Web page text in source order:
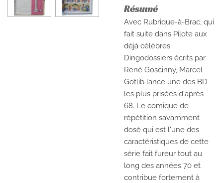
Résumé
Avec Rubrique-à-Brac, qui
fait suite dans Pilote aux
déjà célèbres
Dingodossiers écrits par
René Goscinny, Marcel
Gotlib lance une des BD
les plus prisées d'après
68. Le comique de
répétition savamment
dosé qui est l'une des
caractéristiques de cette
série fait fureur tout au
long des années 70 et
contribue fortement à